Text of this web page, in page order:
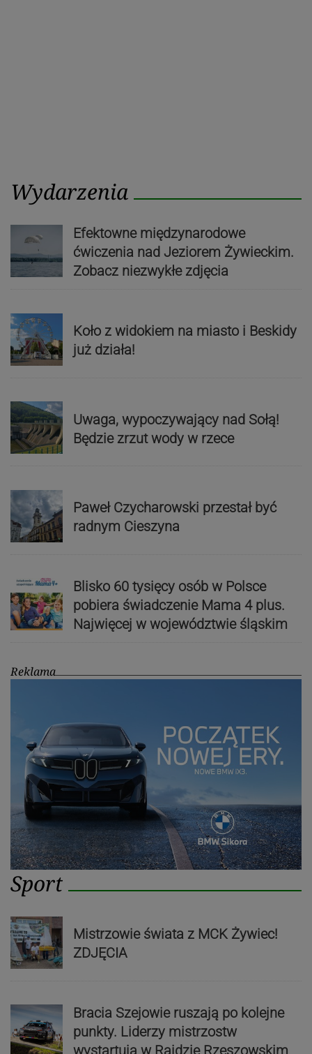
Wydarzenia
Efektowne międzynarodowe
ćwiczenia nad Jeziorem Żywieckim.
Zobacz niezwykłe zdjęcia
Koło z widokiem na miasto i Beskidy
już działa!
Uwaga, wypoczywający nad Sołą!
Będzie zrzut wody w rzece
Paweł Czycharowski przestał być
radnym Cieszyna
Blisko 60 tysięcy osób w Polsce
pobiera świadczenie Mama 4 plus.
Najwięcej w województwie śląskim
Reklama
Sport
Mistrzowie świata z MCK Żywiec!
ZDJĘCIA
Bracia Szejowie ruszają po kolejne
punkty. Liderzy mistrzostw
wystartują w Rajdzie Rzeszowskim